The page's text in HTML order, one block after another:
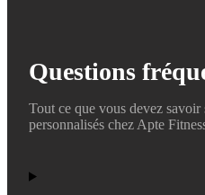
Questions
Tout ce que vous devez savoir
personnalisés chez Apte